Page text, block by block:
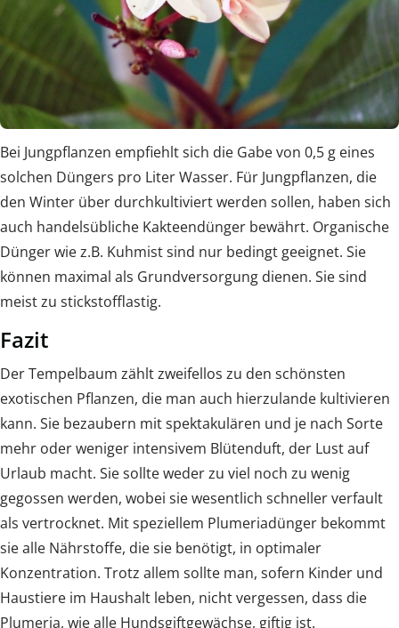
Bei Jungpflanzen empfiehlt sich die Gabe von 0,5 g eines
solchen Düngers pro Liter Wasser. Für Jungpflanzen, die
den Winter über durchkultiviert werden sollen, haben sich
auch handelsübliche Kakteendünger bewährt. Organische
Dünger wie z.B. Kuhmist sind nur bedingt geeignet. Sie
können maximal als Grundversorgung dienen. Sie sind
meist zu stickstofflastig.
Fazit
Der Tempelbaum zählt zweifellos zu den schönsten
exotischen Pflanzen, die man auch hierzulande kultivieren
kann. Sie bezaubern mit spektakulären und je nach Sorte
mehr oder weniger intensivem Blütenduft, der Lust auf
Urlaub macht. Sie sollte weder zu viel noch zu wenig
gegossen werden, wobei sie wesentlich schneller verfault
als vertrocknet. Mit speziellem Plumeriadünger bekommt
sie alle Nährstoffe, die sie benötigt, in optimaler
Konzentration. Trotz allem sollte man, sofern Kinder und
Haustiere im Haushalt leben, nicht vergessen, dass die
Plumeria, wie alle Hundsgiftgewächse, giftig ist.